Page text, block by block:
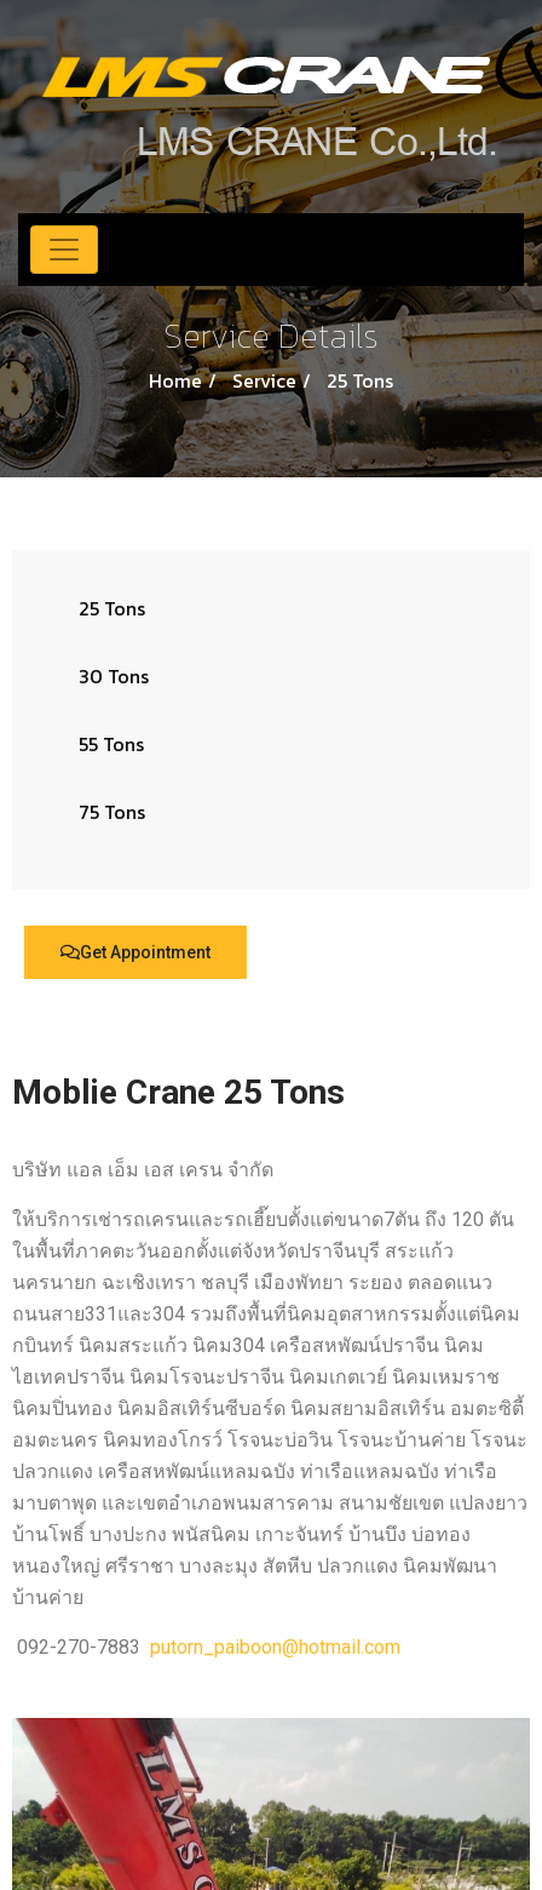
Service Details
Home Service 25 Tons
25 Tons
30 Tons
55 Tons
75 Tons
Get Appointment
Moblie Crane 25 Tons
บริษัท แอล เอ็ม เอส เครน จำกัด
ให้บริการเช่ารถเครนและรถเฮี๊ยบตั้งแต่ขนาด7ตัน ถึง 120 ตัน
ในพื้นที่ภาคตะวันออกตั้งแต่จังหวัดปราจีนบุรี สระแก้ว
นครนายก ฉะเชิงเทรา ชลบุรี เมืองพัทยา ระยอง ตลอดแนว
ถนนสาย331และ304 รวมถึงพื้นที่นิคมอุตสาหกรรมตั้งแต่นิคม
กบินทร์ นิคมสระแก้ว นิคม304 เครือสหพัฒน์ปราจีน นิคม
ไฮเทคปราจีน นิคมโรจนะปราจีน นิคมเกตเวย์ นิคมเหมราช
นิคมปิ่นทอง นิคมอิสเทิร์นซีบอร์ด นิคมสยามอิสเทิร์น อมตะซิตี้
อมตะนคร นิคมทองโกรว์ โรจนะบ่อวิน โรจนะบ้านค่าย โรจนะ
ปลวกแดง เครือสหพัฒน์แหลมฉบัง ท่าเรือแหลมฉบัง ท่าเรือ
มาบตาพุด และเขตอำเภอพนมสารคาม สนามชัยเขต แปลงยาว
บ้านโพธิ์ บางปะกง พนัสนิคม เกาะจันทร์ บ้านบึง บ่อทอง
หนองใหญ่ ศรีราชา บางละมุง สัตหีบ ปลวกแดง นิคมพัฒนา
บ้านค่าย
092-270-7883 putorn_paiboon@hotmail.com